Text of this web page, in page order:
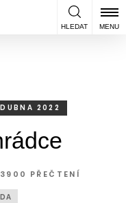
HLEDAT MENU
2022
3900 PŘEČTENÍ